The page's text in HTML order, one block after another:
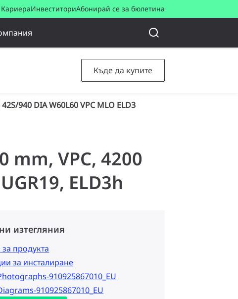
КариераИнвеститориАбонирай се за бюлетина
Къде да купите
42S/940 DIA W60L60 VPC MLO ELD3
mm, VPC, 4200
ELD3h
изтегляния
продукта
за инсталиране
910925867010_EU
910925867010_EU